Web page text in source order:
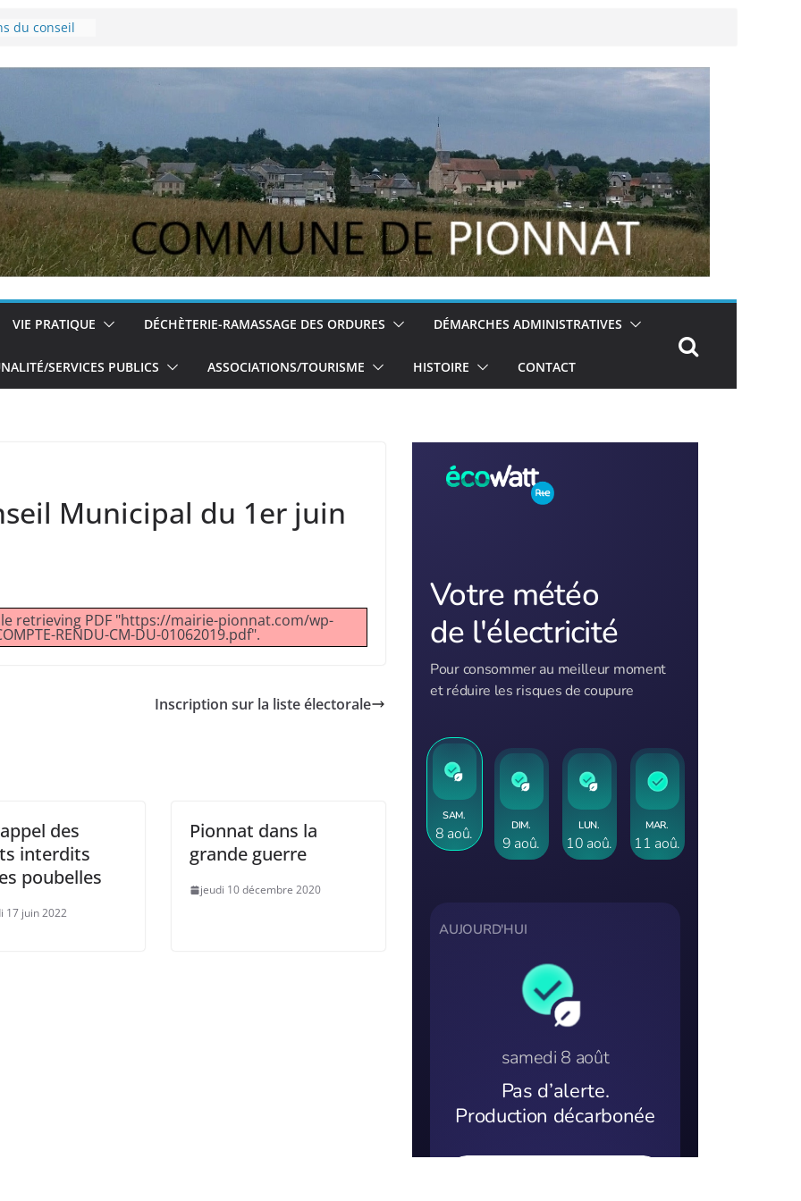
du conseil
12/2024
VIE PRATIQUE DÉCHÈTERIE-RAMASSAGE DES ORDURES DÉMARCHES ADMINISTRATIVES
SERVICES PUBLICS ASSOCIATIONS/TOURISME HISTOIRE CONTACT
Municipal du 1er juin
retrieving PDF "https://mairie-pionnat.com/wp-
RENDU-CM-DU-01062019.pdf".
Inscription sur la liste électorale
des
interdits
poubelles
17 juin 2022
Pionnat dans la
grande guerre
jeudi 10 décembre 2020